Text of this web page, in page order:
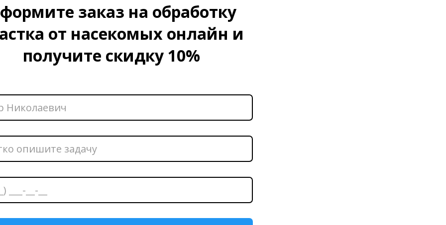
заказ на обработку
от насекомых онлайн и
получите скидку 10%